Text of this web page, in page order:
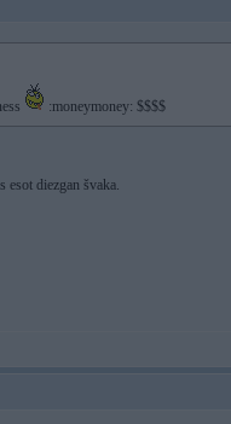
:moneymoney: $$$$
esot diezgan švaka.